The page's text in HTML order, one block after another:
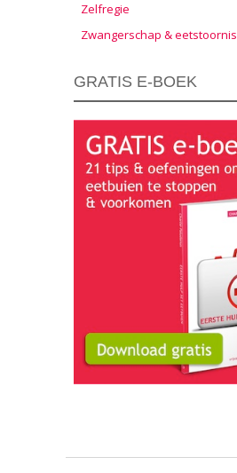
Zelfregie
Zwangerschap & eetstoornis
GRATIS E-BOEK